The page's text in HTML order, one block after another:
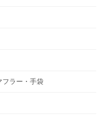
フラー・手袋